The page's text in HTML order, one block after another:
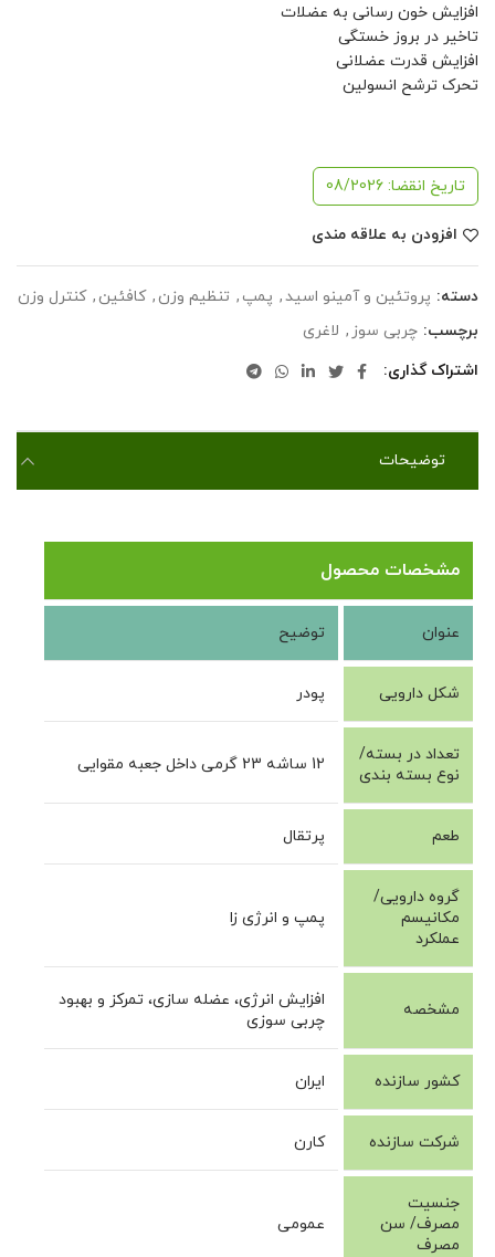
افزایش خون رسانی به عضلات
تاخیر در بروز خستگی
افزایش قدرت عضلانی
تحرک ترشح انسولین
تاریخ انقضا: 08/2026
افزودن به علاقه مندی
دسته: پروتئین و آمینو اسید, پمپ , تنظیم وزن , کافئین , کنترل وزن
برچسب: چربی سوز , لاغری
اشتراک گذاری
توضیحات
مشخصات محصول
عنوان توضیح
شکل دارویی پودر
تعداد در بسته/
نوع بسته بندی
12 ساشه 23 گرمی داخل جعبه مقوایی
طعم پرتقال
گروه دارویی/
مکانیسم
عملکرد
پمپ و انرژی زا
مشخصه
افزایش انرژی، عضله سازی، تمرکز و بهبود
چربی سوزی
کشور سازنده ایران
شرکت سازنده کارن
جنسیت
مصرف/ سن
مصرف
عمومی